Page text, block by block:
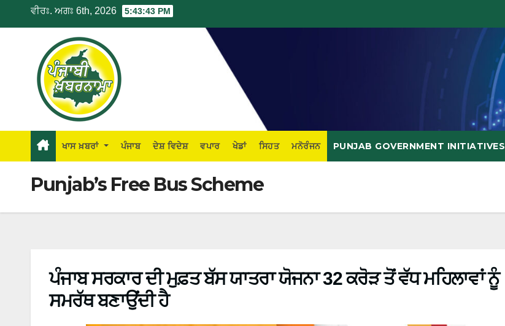
ਵੀਰਃ. ਅਗਃ 6th, 2026 5:43:43 PM
ਖਾਸ ਖ਼ਬਰਾਂ ਪੰਜਾਬ ਦੇਸ਼ ਵਿਦੇਸ਼ ਵਪਾਰ ਖੇਡਾਂ ਸਿਹਤ ਮਨੋਰੰਜਨ PUNJAB GOVERNMENT INITIATIVES
Punjab’s Free Bus Scheme
ਪੰਜਾਬ ਸਰਕਾਰ ਦੀ ਮੁਫ਼ਤ ਬੱਸ ਯਾਤਰਾ ਯੋਜਨਾ 32 ਕਰੋੜ ਤੋਂ ਵੱਧ ਮਹਿਲਾਵਾਂ ਨੂੰ
ਸਮਰੱਥ ਬਣਾਉਂਦੀ ਹੈ